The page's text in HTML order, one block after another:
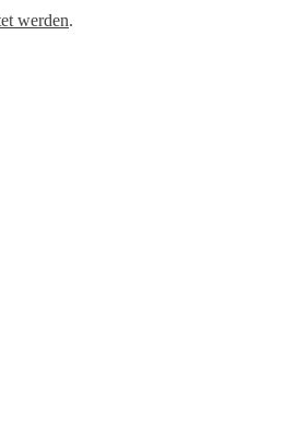
werden.